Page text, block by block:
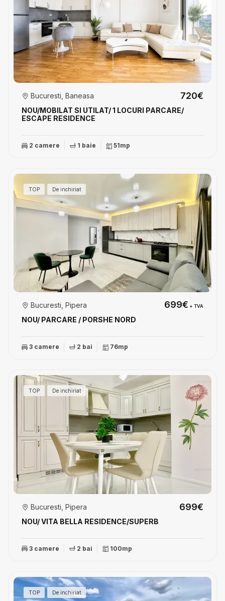
NOU/MOBILAT SI UTlLAT/ 1 LOCURI PARCARE/
ESCAPE RESIDENCE
Bucuresti, Baneasa 720€
2 camere 1 baie 51mp
TOP De inchiriat
NOU/ PARCARE / PORSHE NORD
Bucuresti, Pipera 699€ + TVA
3 camere 2 bai 76mp
TOP De inchiriat
NOU/ VITA BELLA RESIDENCE/SUPERB
Bucuresti, Pipera 699€
3 camere 2 bai 100mp
TOP De inchiriat